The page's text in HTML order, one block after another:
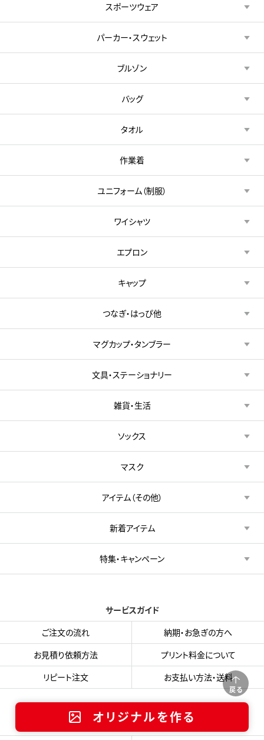
戻る
オリジナルを作る
スポーツウェア
パーカー・スウェット
ブルゾン
バッグ
タオル
作業着
ユニフォーム（制服）
ワイシャツ
エプロン
キャップ
つなぎ・はっぴ他
マグカップ・タンブラー
文具・ステーショナリー
雑貨・生活
ソックス
マスク
アイテム（その他）
新着アイテム
特集・キャンペーン
サービスガイド
ご注文の流れ
納期・お急ぎの方へ
お見積り依頼方法
プリント料金について
リピート注文
お支払い方法・送料
オリジナルプリントガイド